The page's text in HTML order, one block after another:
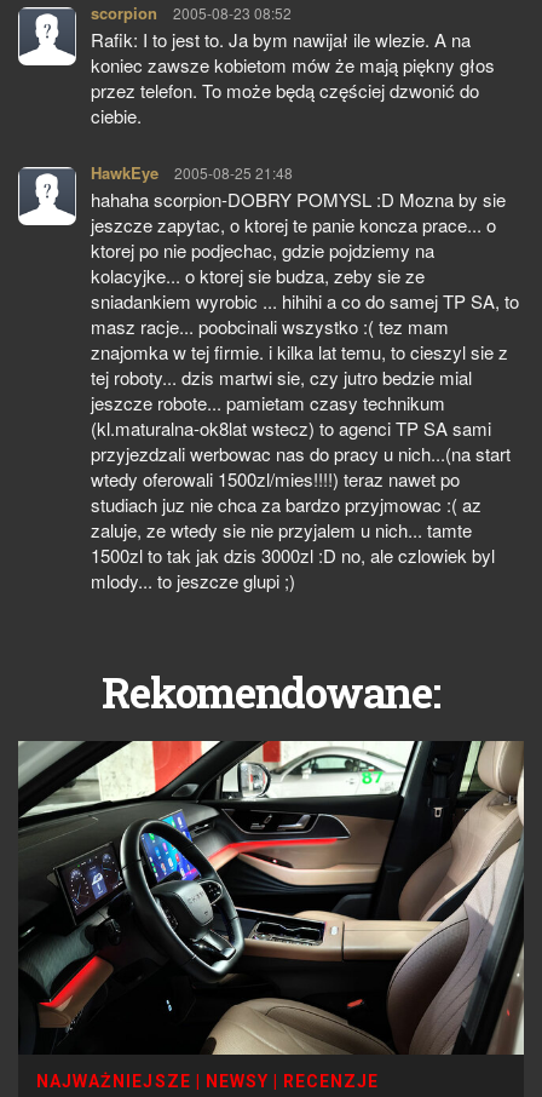
scorpion pisze:
2005-08-23 08:52
Rafik: I to jest to. Ja bym nawijał ile wlezie. A na
koniec zawsze kobietom mów że mają piękny głos
przez telefon. To może będą częściej dzwonić do
ciebie.
HawkEye pisze:
2005-08-25 21:48
hahaha scorpion-DOBRY POMYSL :D Mozna by sie
jeszcze zapytac, o ktorej te panie koncza prace... o
ktorej po nie podjechac, gdzie pojdziemy na
kolacyjke... o ktorej sie budza, zeby sie ze
sniadankiem wyrobic ... hihihi a co do samej TP SA, to
masz racje... poobcinali wszystko :( tez mam
znajomka w tej firmie. i kilka lat temu, to cieszyl sie z
tej roboty... dzis martwi sie, czy jutro bedzie mial
jeszcze robote... pamietam czasy technikum
(kl.maturalna-ok8lat wstecz) to agenci TP SA sami
przyjezdzali werbowac nas do pracy u nich...(na start
wtedy oferowali 1500zl/mies!!!!) teraz nawet po
studiach juz nie chca za bardzo przyjmowac :( az
zaluje, ze wtedy sie nie przyjalem u nich... tamte
1500zl to tak jak dzis 3000zl :D no, ale czlowiek byl
mlody... to jeszcze glupi ;)
Rekomendowane:
NAJWAŻNIEJSZE NEWSY
RECENZJE